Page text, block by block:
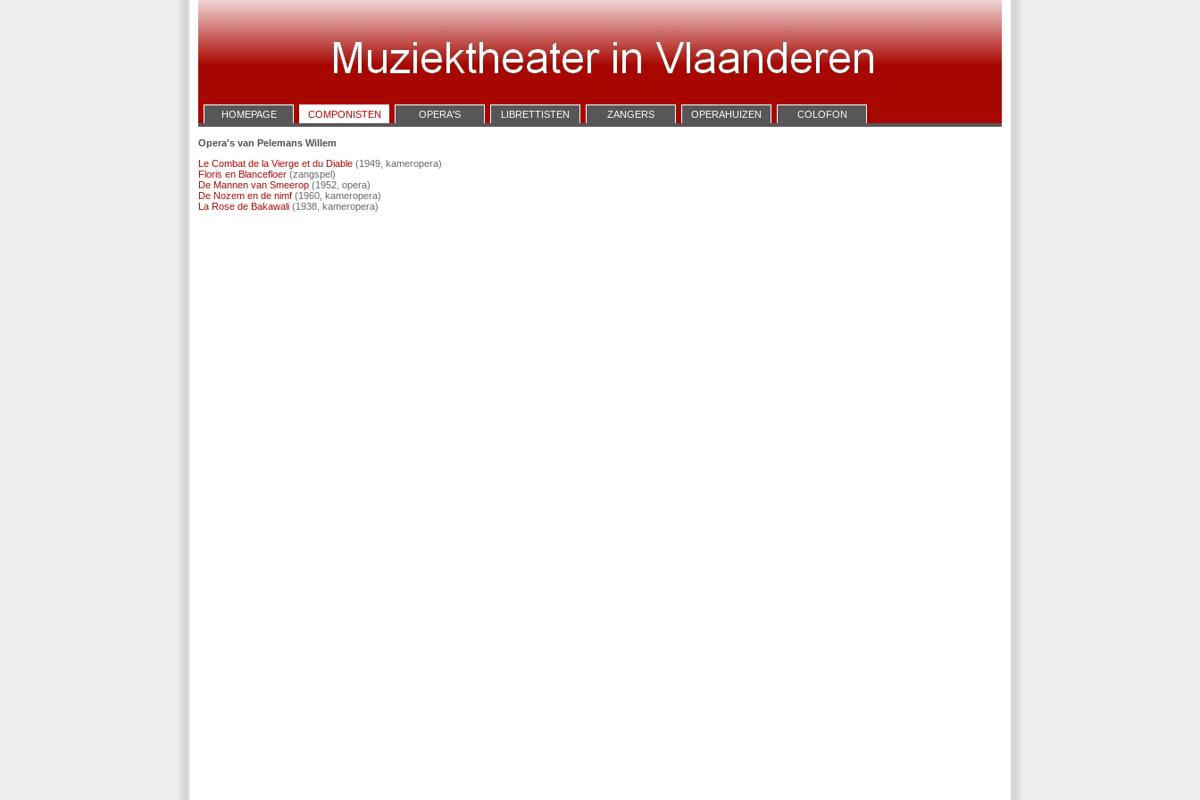
HOMEPAGE COMPONISTEN OPERA'S LIBRETTISTEN ZANGERS OPERAHUIZEN COLOFON
Opera's van Pelemans Willem
Le Combat de la Vierge et du Diable (1949, kameropera)
Floris en Blancefloer (zangspel)
De Mannen van Smeerop (1952, opera)
De Nozem en de nimf (1960, kameropera)
La Rose de Bakawali (1938, kameropera)